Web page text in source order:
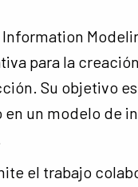
para la
Su objetivo
en un modelo de
el trabajo